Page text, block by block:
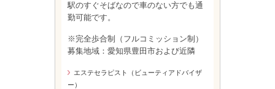
駅のすぐそばなので車のない方でも通
勤可能です。
※完全歩合制（フルコミッション制）
募集地域：愛知県豊田市および近隣
エステセラピスト（ビューティアドバイザ
ー）